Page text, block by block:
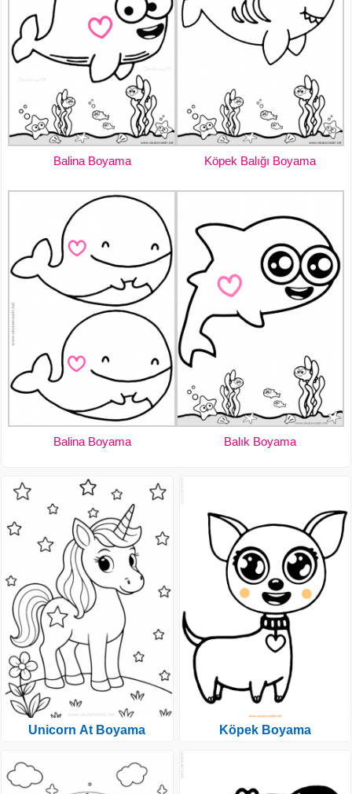
Balina Boyama Köpek Balığı Boyama
Balina Boyama Balık Boyama
Unicorn At Boyama Köpek Boyama